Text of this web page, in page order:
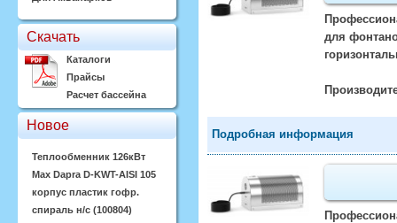
Скачать
Каталоги
Прайсы
Расчет бассейна
Новое
Теплообменник 126кВт
Max Dapra D-KWT-AISI 105
корпус пластик гофр.
спираль н/с (100804)
для
Подробная информация